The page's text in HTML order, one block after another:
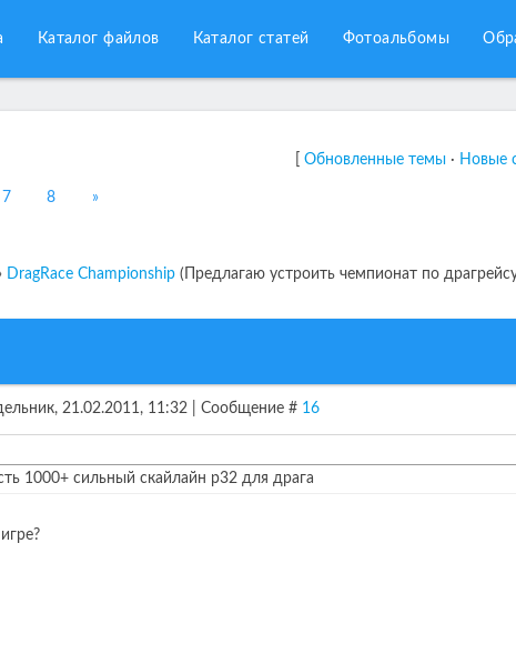
Каталог файлов Каталог статей Фотоальбомы
Обновленные темы · Новые
7 8 »
DragRace Championship (Предлагаю устроить чемпионат по
21.02.2011, 11:32 | Сообщение # 16
1000+ сильный скайлайн р32 для драга